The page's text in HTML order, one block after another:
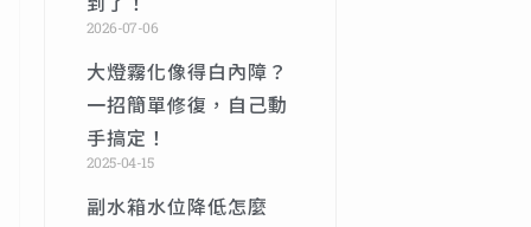
2026-07-06
大燈霧化像得白內障？
一招簡單修復，自己動
手搞定！
2025-04-15
副水箱水位降低怎麼